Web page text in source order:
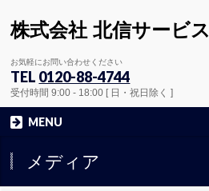
株式会社 北信サービス
お気軽にお問い合わせください
TEL 0120-88-4744
受付時間 9:00 - 18:00 [ 日・祝日除く ]
MENU
メディア